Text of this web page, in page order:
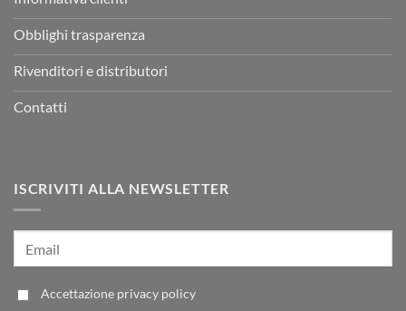
Obblighi trasparenza
Rivenditori e distributori
Contatti
ISCRIVITI ALLA NEWSLETTER
Accettazione privacy policy